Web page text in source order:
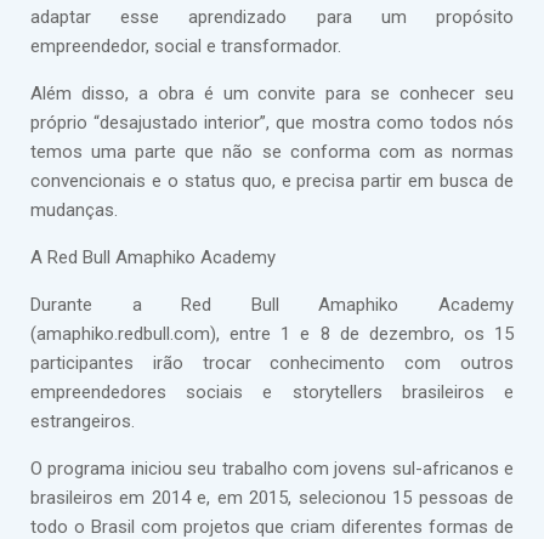
adaptar esse aprendizado para um propósito
empreendedor, social e transformador.
Além disso, a obra é um convite para se conhecer seu
próprio “desajustado interior”, que mostra como todos nós
temos uma parte que não se conforma com as normas
convencionais e o status quo, e precisa partir em busca de
mudanças.
A Red Bull Amaphiko Academy
Durante a Red Bull Amaphiko Academy
(amaphiko.redbull.com), entre 1 e 8 de dezembro, os 15
participantes irão trocar conhecimento com outros
empreendedores sociais e storytellers brasileiros e
estrangeiros.
O programa iniciou seu trabalho com jovens sul-africanos e
brasileiros em 2014 e, em 2015, selecionou 15 pessoas de
todo o Brasil com projetos que criam diferentes formas de